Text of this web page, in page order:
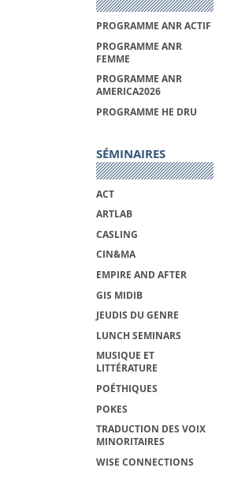
PROGRAMME ANR ACTIF
PROGRAMME ANR
FEMME
PROGRAMME ANR
AMERICA2026
PROGRAMME HE DRU
SÉMINAIRES
ACT
ARTLAB
CASLING
CIN&MA
EMPIRE AND AFTER
GIS MIDIB
JEUDIS DU GENRE
LUNCH SEMINARS
MUSIQUE ET
LITTÉRATURE
POÉTHIQUES
POKES
TRADUCTION DES VOIX
MINORITAIRES
WISE CONNECTIONS